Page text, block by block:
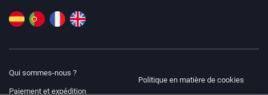
Qui sommes-nous ?
Paiement et expédition
Politique en matière de cookies